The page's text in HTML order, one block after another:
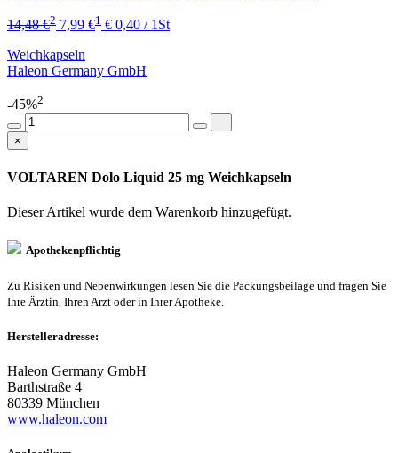
14,48 €2 7,99 €1 € 0,40 / 1St
Weichkapseln
Haleon Germany GmbH
-45%2
×
VOLTAREN Dolo Liquid 25 mg Weichkapseln
Dieser Artikel wurde dem Warenkorb hinzugefügt.
Apothekenpflichtig
Zu Risiken und Nebenwirkungen lesen Sie die Packungsbeilage und fragen Sie
Ihre Ärztin, Ihren Arzt oder in Ihrer Apotheke.
Herstelleradresse:
Haleon Germany GmbH
Barthstraße 4
80339 München
www.haleon.com